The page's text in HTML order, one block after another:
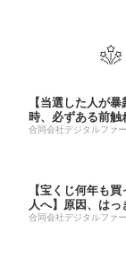
【当選した人が
時、必ずある前触
合同会社デジタルファ
【宝くじ何年も
人へ】原因、は
合同会社デジタルファ